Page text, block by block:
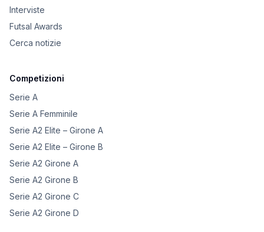
Interviste
Futsal Awards
Cerca notizie
Competizioni
Serie A
Serie A Femminile
Serie A2 Elite – Girone A
Serie A2 Elite – Girone B
Serie A2 Girone A
Serie A2 Girone B
Serie A2 Girone C
Serie A2 Girone D